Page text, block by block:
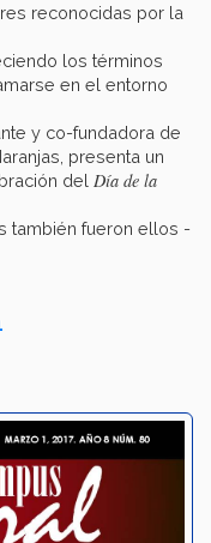
reconocidas por la
los términos
en el entorno
y co-fundadora de
presenta un
del Día de la
también fueron ellos -